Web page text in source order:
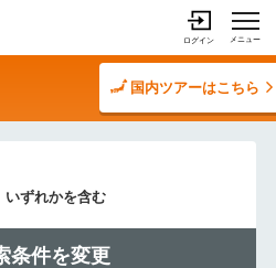
ログイン メニュー
国内ツアーはこちら
ずれかを含む
条件を変更